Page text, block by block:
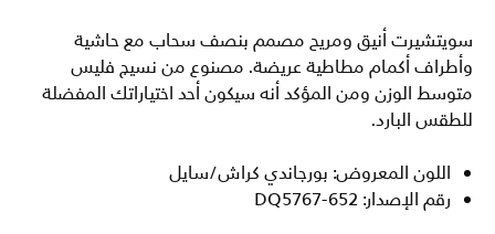
سويتشيرت أنيق ومريح مصمم بنصف سحاب مع حاشية
وأطراف أكمام مطاطية عريضة. مصنوع من نسيج فليس
متوسط الوزن ومن المؤكد أنه سيكون أحد اختياراتك المفضلة
للطقس البارد.
اللون المعروض: بورجاندي كراش/سايل
رقم الإصدار: DQ5767-652